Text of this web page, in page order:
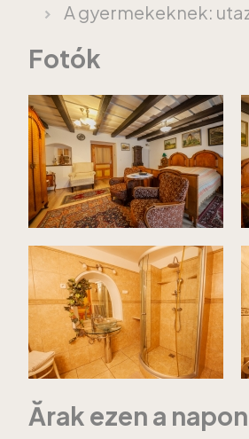
A gyermekeknek:
Fotók
Ărak ezen a